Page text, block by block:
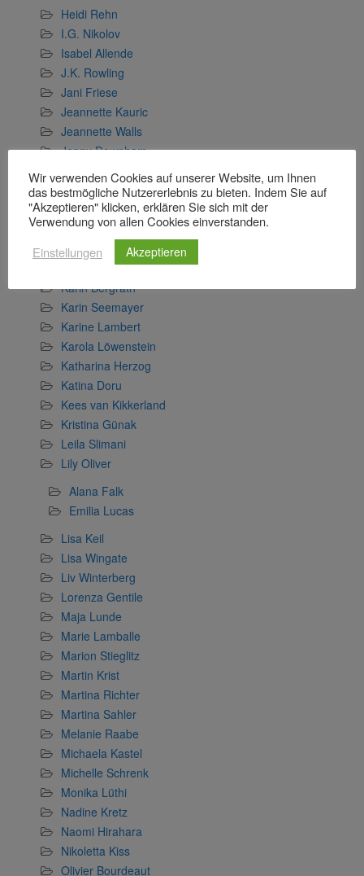
Heidi Rehn
I.G. Nikolov
Isabel Allende
J.K. Rowling
Jani Friese
Jeannette Kauric
Jeannette Walls
Jenny Downham
Jojo Moyes
Judy Astley
Juli Zeh
Julia Whelan
Kai Meyer
Kanae Minato
Karin Bergrath
Karin Seemayer
Karine Lambert
Karola Löwenstein
Katharina Herzog
Katina Doru
Kees van Kikkerland
Kristina Günak
Leila Slimani
Lily Oliver
Alana Falk
Emilia Lucas
Lisa Keil
Lisa Wingate
Liv Winterberg
Lorenza Gentile
Maja Lunde
Marie Lamballe
Marion Stieglitz
Martin Krist
Martina Richter
Martina Sahler
Melanie Raabe
Michaela Kastel
Michelle Schrenk
Monika Lüthi
Nadine Kretz
Naomi Hirahara
Nikoletta Kiss
Olivier Bourdeaut
Wir verwenden Cookies auf unserer Website, um Ihnen
das bestmögliche Nutzererlebnis zu bieten. Indem Sie auf
"Akzeptieren" klicken, erklären Sie sich mit der
Verwendung von allen Cookies einverstanden.
Einstellungen
Akzeptieren